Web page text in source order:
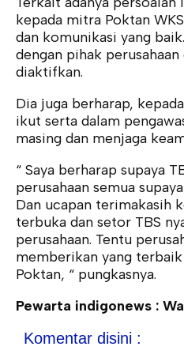
kepada mitra Poktan
dan komunikasi yang
dengan pihak
diaktifkan.
Dia juga berharap,
ikut serta dalam
masing dan menjaga
“ Saya berharap supaya
perusahaan semua
Dan ucapan terimakasih
terbuka dan setor TBS
perusahaan. Tentu
memberikan yang
Poktan, “ pungkasnya.
Pewarta indigonews :
Komentar disini :